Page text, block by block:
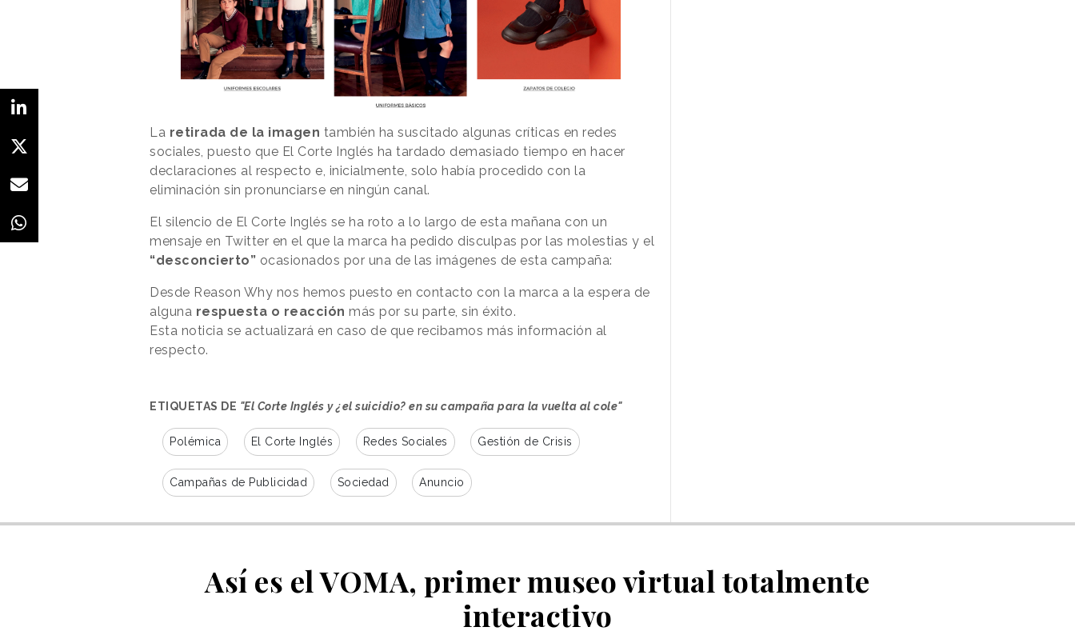
La retirada de la imagen también ha suscitado algunas críticas en redes
sociales, puesto que El Corte Inglés ha tardado demasiado tiempo en hacer
declaraciones al respecto e, inicialmente, solo había procedido con la
eliminación sin pronunciarse en ningún canal.
El silencio de El Corte Inglés se ha roto a lo largo de esta mañana con un
mensaje en Twitter en el que la marca ha pedido disculpas por las molestias y el
“desconcierto” ocasionados por una de las imágenes de esta campaña:
Desde Reason Why nos hemos puesto en contacto con la marca a la espera de
alguna respuesta o reacción más por su parte, sin éxito.
Esta noticia se actualizará en caso de que recibamos más información al
respecto.
ETIQUETAS DE "El Corte Inglés y ¿el suicidio? en su campaña para la vuelta al cole"
Polémica El Corte Inglés Redes Sociales Gestión de Crisis
Campañas de Publicidad Sociedad Anuncio
Así es el VOMA, primer museo virtual totalmente
interactivo